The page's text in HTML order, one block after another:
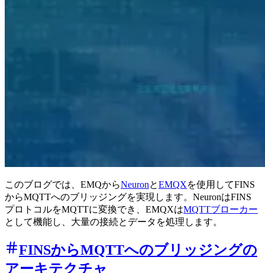
このブログでは、EMQからNeuronとEMQXを使用してFINS
からMQTTへのブリッジングを実現します。NeuronはFINS
プロトコルをMQTTに変換でき、EMQXはMQTTブローカー
として機能し、大量の接続とデータを処理します。
FINSからMQTTへのブリッジングの
アーキテクチャ